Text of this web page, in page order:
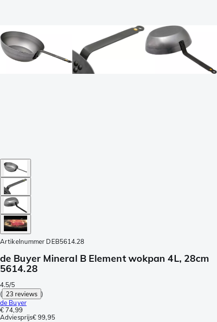
Artikelnummer DEB5614.28
de Buyer Mineral B Element wokpan 4L, 28cm
5614.28
4.5/5
( 23 reviews )
de Buyer
€ 74,99
Adviesprijs€ 99,95